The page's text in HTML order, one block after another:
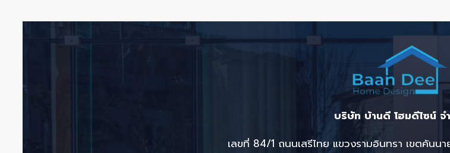
บริษัท บ้านดี โฮมดีไซน์ จ
เลขที่ 84/1 ถนนเสรีไทย แขวงรามอินทรา เขตคันน